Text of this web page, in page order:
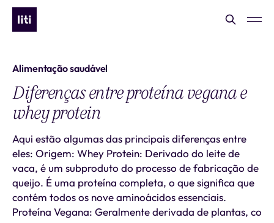
Alimentação saudável
Diferenças entre proteína vegana e
whey protein
Aqui estão algumas das principais diferenças entre
eles: Origem: Whey Protein: Derivado do leite de
vaca, é um subproduto do processo de fabricação de
queijo. É uma proteína completa, o que significa que
contém todos os nove aminoácidos essenciais.
Proteína Vegana: Geralmente derivada de plantas, co